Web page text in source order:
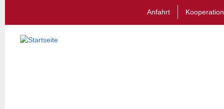
Anfahrt Kooperation